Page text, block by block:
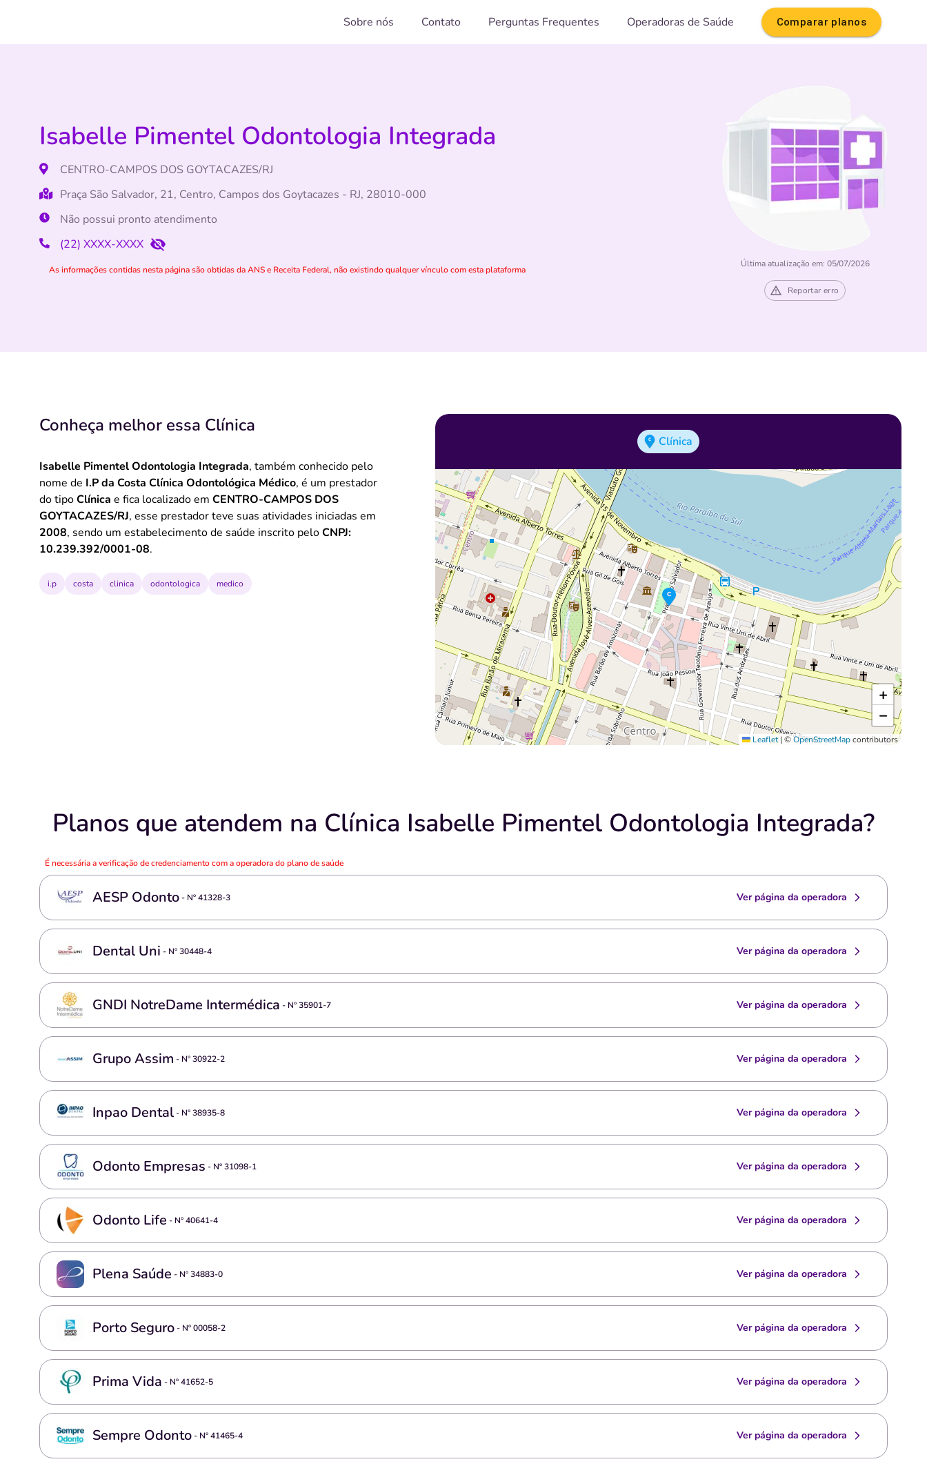
Sobre nós Contato Perguntas Frequentes Operadoras de Saúde Comparar planos
Última atualização em: 05/07/2026
Reportar erro
Isabelle Pimentel Odontologia Integrada
CENTRO-CAMPOS DOS GOYTACAZES/RJ
Praça São Salvador, 21, Centro, Campos dos Goytacazes - RJ, 28010-000
Não possui pronto atendimento
(22) XXXX-XXXX
As informações contidas nesta página são obtidas da ANS e Receita Federal, não existindo qualquer vínculo com esta plataforma
Conheça melhor essa Clínica
Isabelle Pimentel Odontologia Integrada, também conhecido pelo
nome de I.P da Costa Clínica Odontológica Médico, é um prestador
do tipoClínica e fica localizado em CENTRO-CAMPOS DOS
GOYTACAZES/RJ, esse prestador teve suas atividades iniciadas em
2008, sendo um estabelecimento de saúde inscrito peloCNPJ:
10.239.392/0001-08.
i.p costa clinica odontologica medico
Clínica
+
−
Leaflet | ©OpenStreetMapcontributors
Planos que atendem na Clínica Isabelle Pimentel Odontologia Integrada?
É necessária a verificação de credenciamento com a operadora do plano de saúde
AESP Odonto- Nº41328-3 Ver página da operadora
Dental Uni - Nº30448-4 Ver página da operadora
GNDI NotreDame Intermédica - Nº35901-7 Ver página da operadora
Grupo Assim - Nº30922-2 Ver página da operadora
Inpao Dental- Nº38935-8 Ver página da operadora
Odonto Empresas - Nº31098-1 Ver página da operadora
Odonto Life - Nº40641-4 Ver página da operadora
Plena Saúde - Nº34883-0 Ver página da operadora
Porto Seguro- Nº00058-2 Ver página da operadora
Prima Vida - Nº41652-5 Ver página da operadora
Sempre Odonto- Nº41465-4 Ver página da operadora